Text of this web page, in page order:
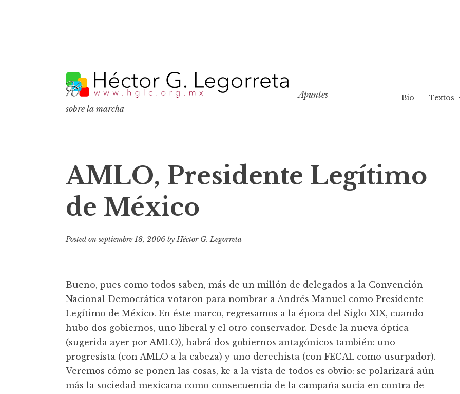
k
i
p
n
e
t
Apuntes
sobre la marcha
Bio Textos
AMLO, Presidente Legítimo
de México
Posted on septiembre 18, 2006 byHéctor G. Legorreta
Bueno, pues como todos saben, más de un millón de delegados a la Convención
Nacional Democrática votaron para nombrar a Andrés Manuel como Presidente
Legítimo de México. En éste marco, regresamos a la época del Siglo XIX, cuando
hubo dos gobiernos, uno liberal y el otro conservador. Desde la nueva óptica
(sugerida ayer por AMLO), habrá dos gobiernos antagónicos también: uno
progresista (con AMLO a la cabeza) y uno derechista (con FECAL como usurpador).
Veremos cómo se ponen las cosas, ke a la vista de todos es obvio: se polarizará aún
más la sociedad mexicana como consecuencia de la campaña sucia en contra de